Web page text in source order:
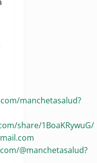
manchetasalud?
share/1BoaKRywuG/
@manchetasalud?